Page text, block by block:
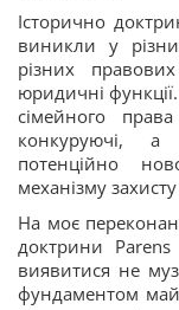
Історично
виникли у
різних
юридичні
сімейного
конкуруючі, а
потенційно
механізму
На моє
доктрини
виявитися не
фундаментом